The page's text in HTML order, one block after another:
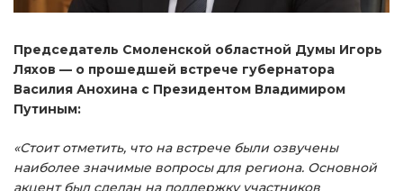
Председатель Смоленской областной Думы Игорь
Ляхов — о прошедшей встрече губернатора
Василия Анохина с Президентом Владимиром
Путиным:
«Стоит отметить, что на встрече были озвучены
наиболее значимые вопросы для региона. Основной
акцент был сделан на поддержку участников